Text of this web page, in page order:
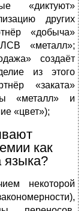
«диктуют»
других
«добыча»
«металл»;
создаёт
из этого
«заката»
«металл» и
«цвет»);
как
языка?
некоторой